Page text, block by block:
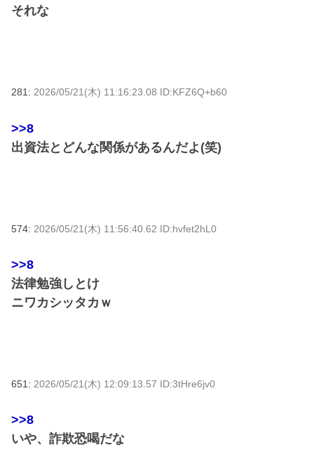
それな
281: 2026/05/21(木) 11:16:23.08 ID:KFZ6Q+b60
>>8
出資法とどんな関係があるんだよ(笑)
574: 2026/05/21(木) 11:56:40.62 ID:hvfet2hL0
>>8
法律勉強しとけ
ニワカシッタカｗ
651: 2026/05/21(木) 12:09:13.57 ID:3tHre6jv0
>>8
いや、詐欺恐喝だな